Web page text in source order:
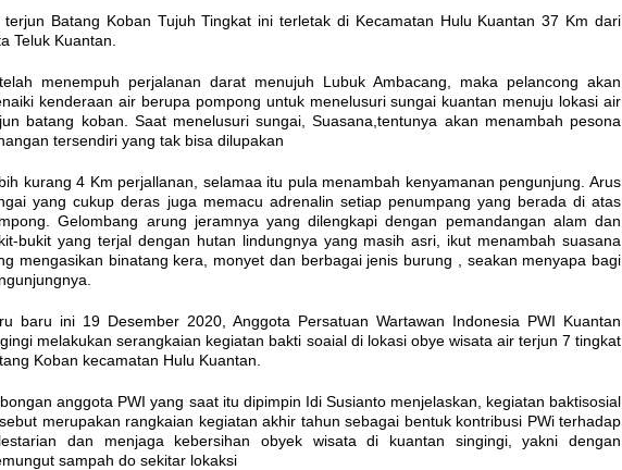
terjun Batang Koban Tujuh Tingkat ini terletak di Kecamatan Hulu Kuantan 37 Km dari
Teluk Kuantan.
menempuh perjalanan darat menujuh Lubuk Ambacang, maka pelancong akan
kenderaan air berupa pompong untuk menelusuri sungai kuantan menuju lokasi air
batang koban. Saat menelusuri sungai, Suasana,tentunya akan menambah pesona
tersendiri yang tak bisa dilupakan
kurang 4 Km perjallanan, selamaa itu pula menambah kenyamanan pengunjung. Arus
yang cukup deras juga memacu adrenalin setiap penumpang yang berada di atas
Gelombang arung jeramnya yang dilengkapi dengan pemandangan alam dan
bukit yang terjal dengan hutan lindungnya yang masih asri, ikut menambah suasana
mengasikan binatang kera, monyet dan berbagai jenis burung , seakan menyapa bagi
baru ini 19 Desember 2020, Anggota Persatuan Wartawan Indonesia PWI Kuantan
melakukan serangkaian kegiatan bakti soaial di lokasi obye wisata air terjun 7 tingkat
Koban kecamatan Hulu Kuantan.
anggota PWI yang saat itu dipimpin Idi Susianto menjelaskan, kegiatan baktisosial
merupakan rangkaian kegiatan akhir tahun sebagai bentuk kontribusi PWi terhadap
dan menjaga kebersihan obyek wisata di kuantan singingi, yakni dengan
sampah do sekitar lokaksi